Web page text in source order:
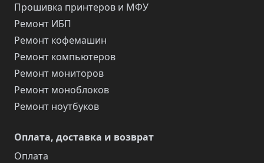
Прошивка принтеров и МФУ
Ремонт ИБП
Ремонт кофемашин
Ремонт компьютеров
Ремонт мониторов
Ремонт моноблоков
Ремонт ноутбуков
Оплата, доставка и возврат
Оплата